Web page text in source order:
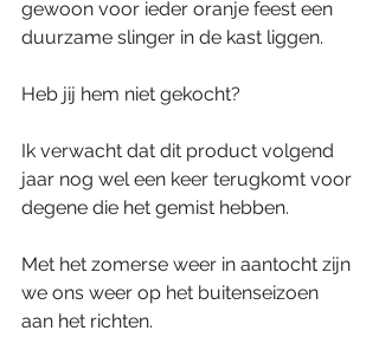
gewoon voor ieder oranje feest een
duurzame slinger in de kast liggen.
Heb jij hem niet gekocht?
Ik verwacht dat dit product volgend
jaar nog wel een keer terugkomt voor
degene die het gemist hebben.
Met het zomerse weer in aantocht zijn
we ons weer op het buitenseizoen
aan het richten.